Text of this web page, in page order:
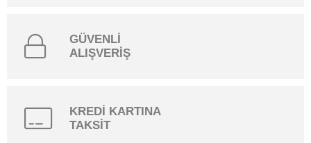
GÜVENLİ
ALIŞVERİŞ
KREDİ KARTINA
TAKSİT